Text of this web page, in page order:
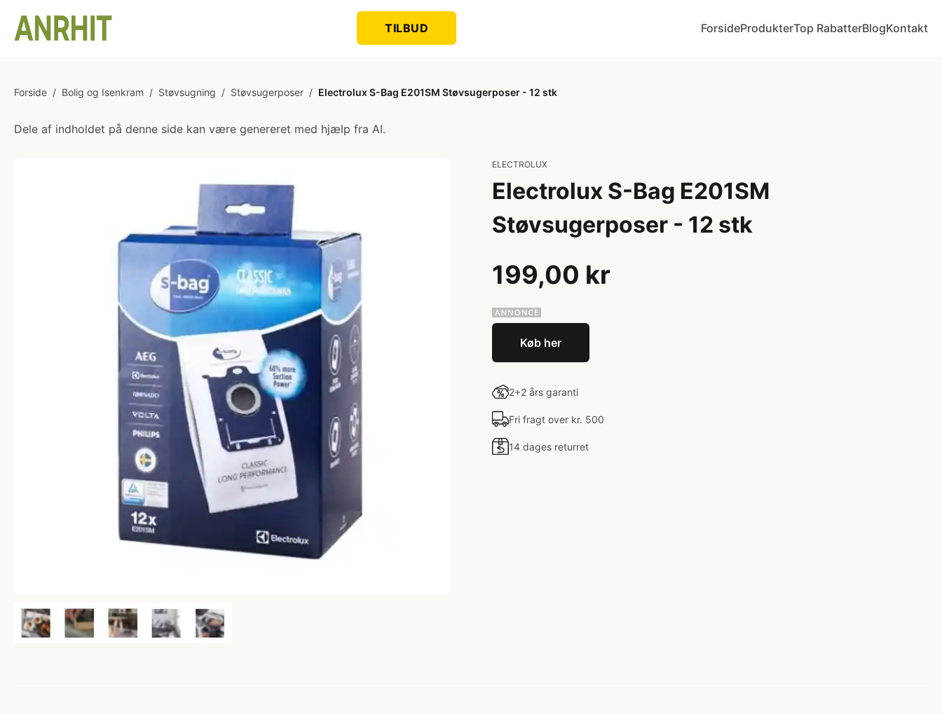
TILBUD ForsideProdukterTop RabatterBlogKontakt
Forside / Bolig og Isenkram / Støvsugning / Støvsugerposer / Electrolux S-Bag E201SM Støvsugerposer - 12 stk
Dele af indholdet på denne side kan være genereret med hjælp fra AI.
ELECTROLUX
Electrolux S-Bag E201SM
Støvsugerposer - 12 stk
199,00 kr
Køb her
2+2 års garanti
Fri fragt over kr. 500
14 dages returret